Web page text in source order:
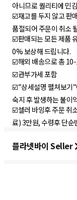
아니므로 퀄리티에 민
☑️재고를 두지 않고 판
품절되어 주문이 취소
☑️판매되는 모든 제품
0% 보상해 드립니다.
☑️해외 배송으로 총
☑️관부가세 포함
☑️”상세설명 펼쳐보기
숙지 후 발생하는 불이
☑️셀러 바잉후 주문 취
료) 3만원, 수령후 단순
플라넷바이 Seller